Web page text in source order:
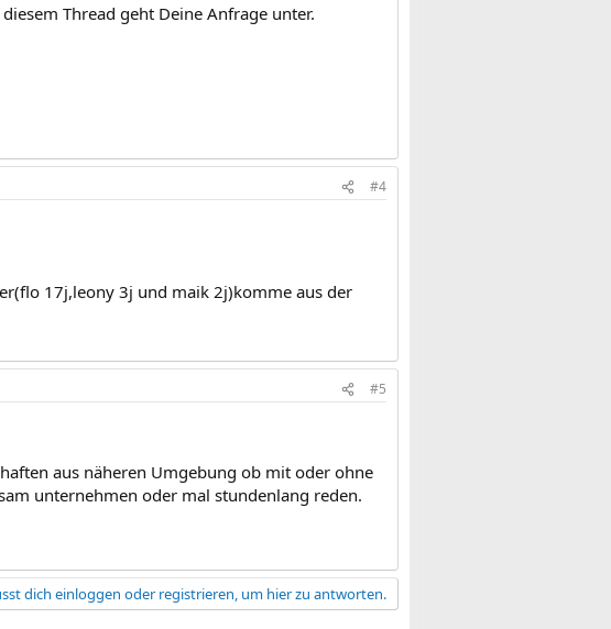
Thread geht Deine Anfrage unter.
#4
17j,leony 3j und maik 2j)komme aus der
#5
aus näheren Umgebung ob mit oder ohne
unternehmen oder mal stundenlang reden.
dich einloggen oder registrieren, um hier zu antworten.